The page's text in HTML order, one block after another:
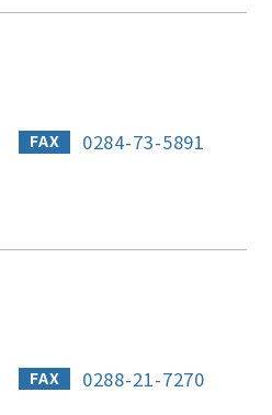
FAX 0284-73-5891
FAX 0288-21-7270